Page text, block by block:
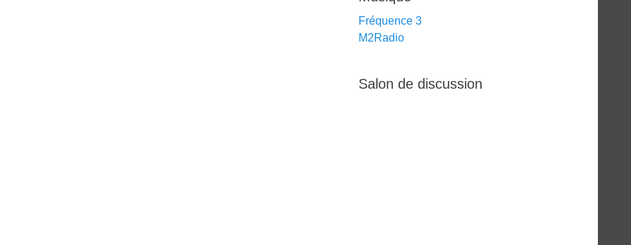
Fréquence 3
M2Radio
Salon de discussion